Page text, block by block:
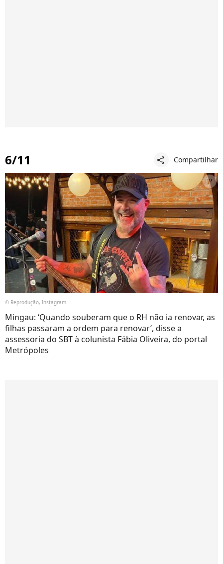
6/11 share Compartilhar
© Reprodução, Instagram
Mingau: ‘Quando souberam que o RH não ia renovar, as
filhas passaram a ordem para renovar’, disse a
assessoria do SBT à colunista Fábia Oliveira, do portal
Metrópoles